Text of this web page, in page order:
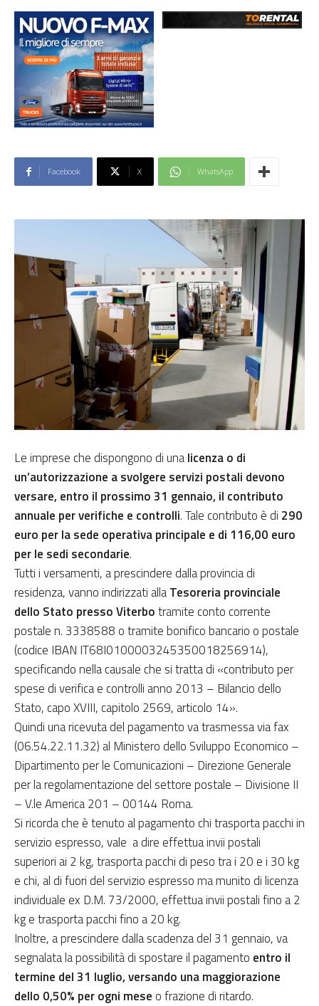
Facebook X WhatsApp
Le imprese che dispongono di unalicenza o di
un’autorizzazione a svolgere servizi postali devono
versare, entro il prossimo 31 gennaio, il contributo
annuale per verifiche e controlli. Tale contributo è di 290
euro per la sede operativa principale e di 116,00 euro
per le sedi secondarie.
Tutti i versamenti, a prescindere dalla provincia di
residenza, vanno indirizzati allaTesoreria provinciale
dello Stato presso Viterbotramite conto corrente
postale n. 3338588 o tramite bonifico bancario o postale
(codice IBAN IT68I0100003245350018256914),
specificando nella causale che si tratta di «contributo per
spese di verifica e controlli anno 2013 – Bilancio dello
Stato, capo XVIII, capitolo 2569, articolo 14».
Quindi una ricevuta del pagamento va trasmessa via fax
(06.54.22.11.32) al Ministero dello Sviluppo Economico –
Dipartimento per le Comunicazioni – Direzione Generale
per la regolamentazione del settore postale – Divisione II
– V.le America 201 – 00144 Roma.
Si ricorda che è tenuto al pagamento chi trasporta pacchi in
servizio espresso, vale a dire effettua invii postali
superiori ai 2 kg, trasporta pacchi di peso tra i 20 e i 30 kg
e chi, al di fuori del servizio espresso ma munito di licenza
individuale ex D.M. 73/2000, effettua invii postali fino a 2
kg e trasporta pacchi fino a 20 kg.
Inoltre, a prescindere dalla scadenza del 31 gennaio, va
segnalata la possibilità di spostare il pagamento entro il
termine del 31 luglio, versando una maggiorazione
dello 0,50% per ogni mese o frazione di ritardo.